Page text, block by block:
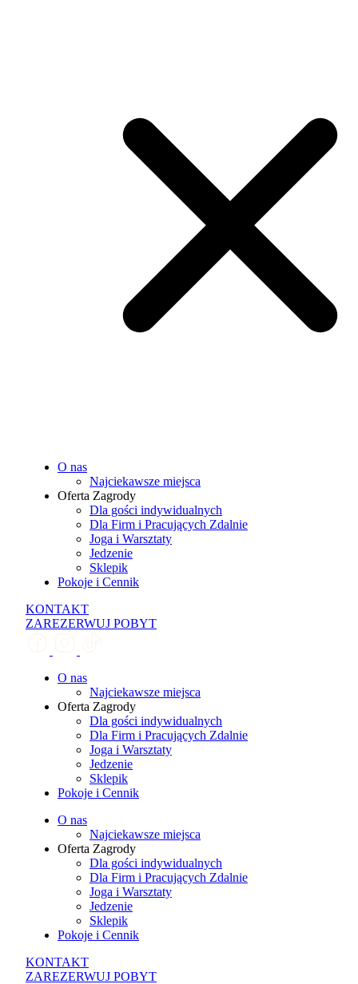
O nas
Najciekawsze miejsca
Oferta Zagrody
Dla gości indywidualnych
Dla Firm i Pracujących Zdalnie
Joga i Warsztaty
Jedzenie
Sklepik
Pokoje i Cennik
KONTAKT
ZAREZERWUJ POBYT
O nas
Najciekawsze miejsca
Oferta Zagrody
Dla gości indywidualnych
Dla Firm i Pracujących Zdalnie
Joga i Warsztaty
Jedzenie
Sklepik
Pokoje i Cennik
O nas
Najciekawsze miejsca
Oferta Zagrody
Dla gości indywidualnych
Dla Firm i Pracujących Zdalnie
Joga i Warsztaty
Jedzenie
Sklepik
Pokoje i Cennik
KONTAKT
ZAREZERWUJ POBYT